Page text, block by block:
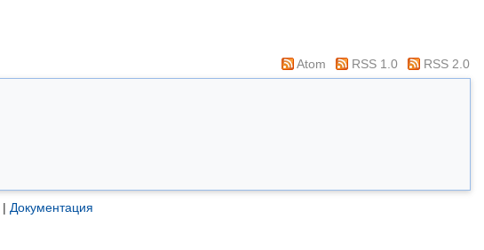
Atom RSS 1.0 RSS 2.0
| Документация